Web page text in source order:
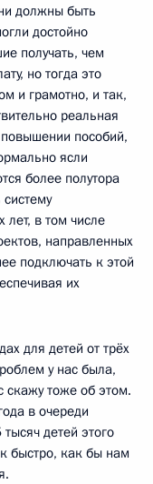
должны быть
достойно
получать, чем
но тогда это
и грамотно, и так,
реальная
пособий,
ясли
более полутора
лет, в том числе
направленных
подключать к этой
их
для детей от трёх
у нас была,
скажу тоже об этом.
в очереди
детей этого
быстро, как бы нам